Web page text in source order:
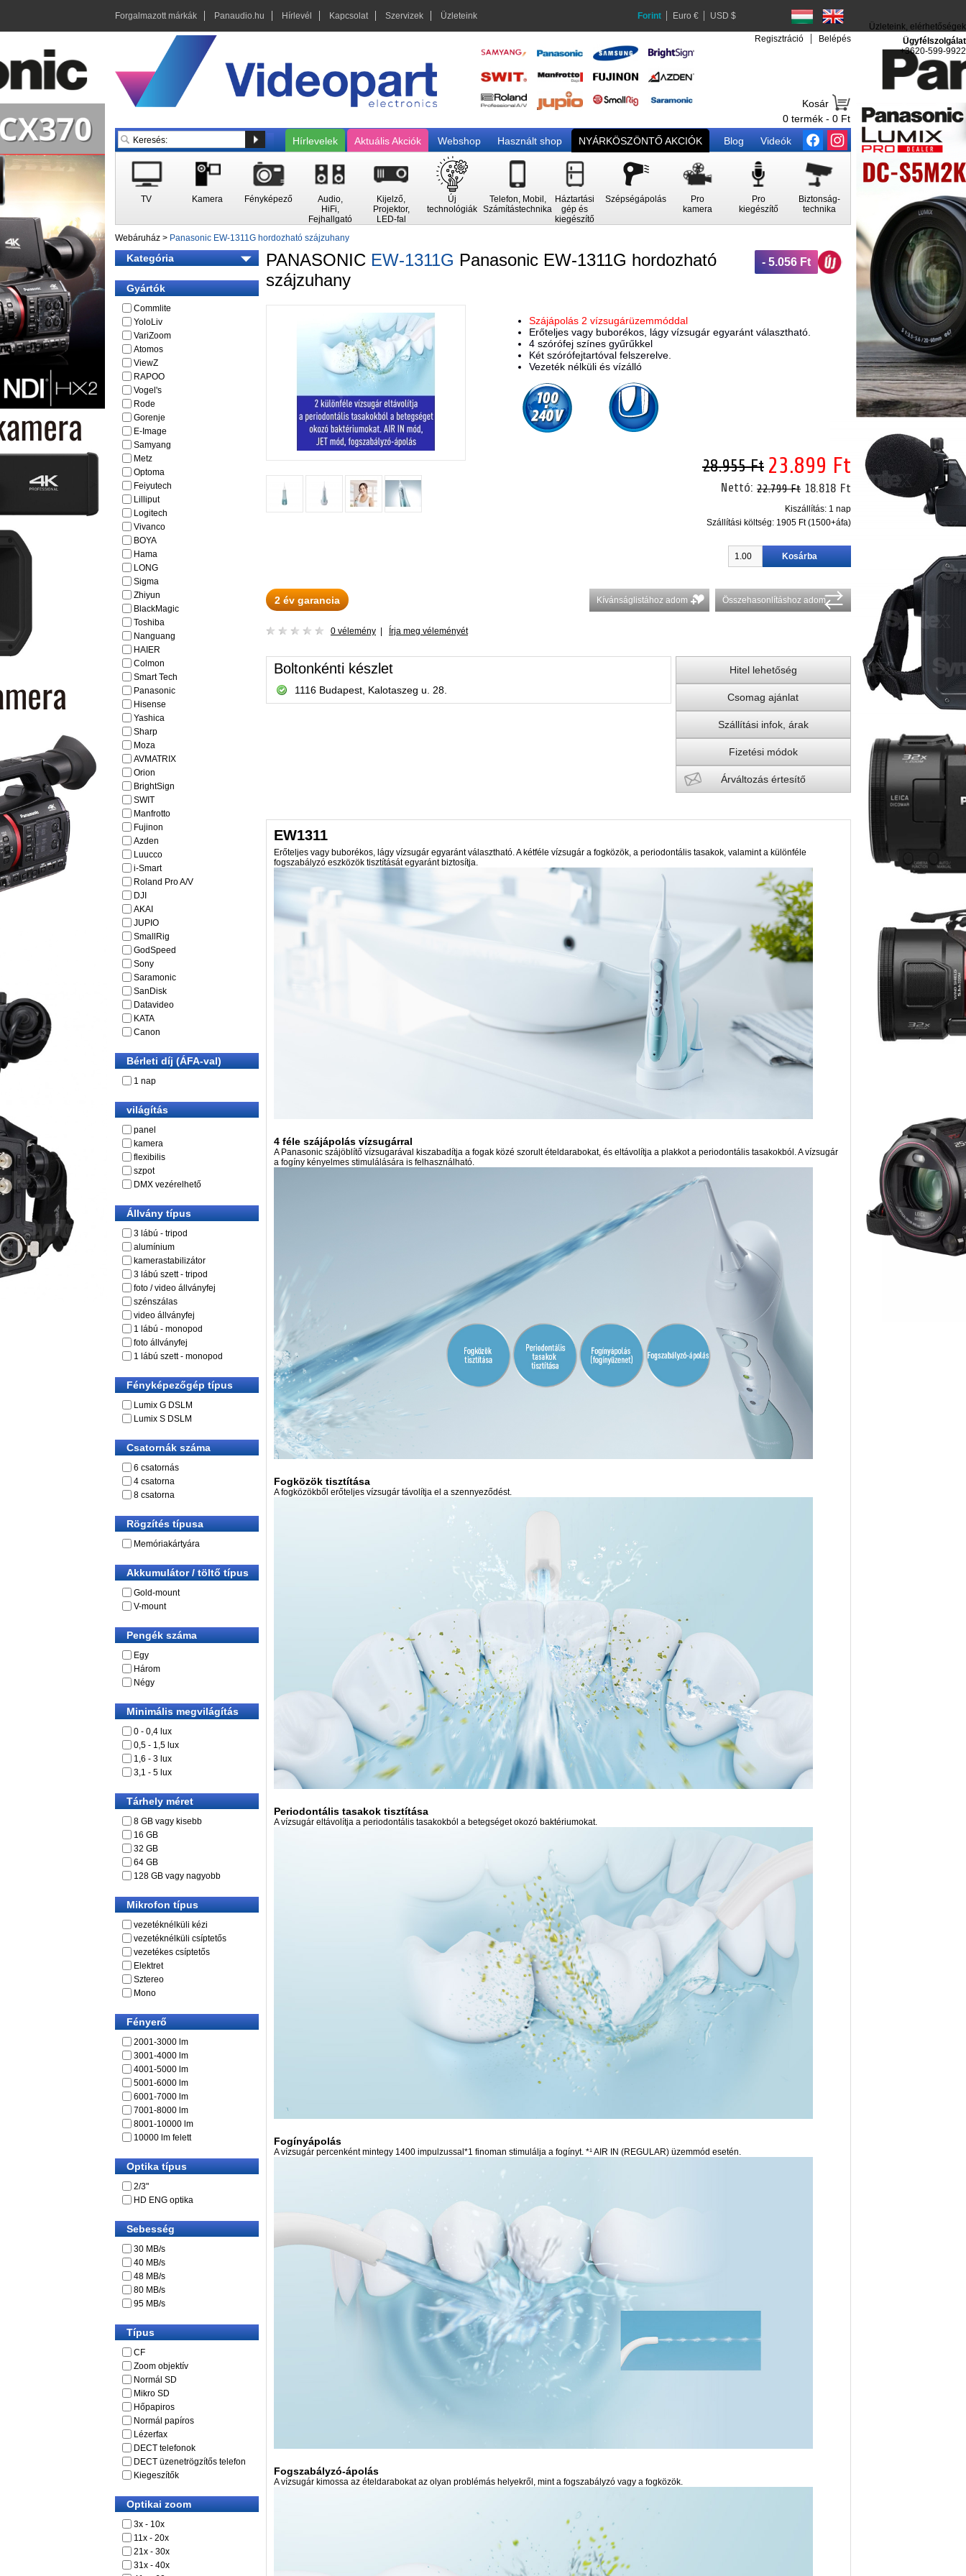
Forgalmazott márkák Panaudio.hu Hírlevél Kapcsolat Szervizek Üzleteink Forint Euro € USD $
Regisztráció Belépés
Kosár
0 termék - 0 Ft
Hírlevelek
Aktuális Akciók Webshop Használt shop NYÁRKÖSZÖNTŐ AKCIÓK Blog Videók
TV Kamera Fényképező
Audio,
HiFi,
Fejhallgató
Kijelző,
Projektor,
LED-fal
Új
technológiák
Telefon, Mobil,
Számítástechnika
Háztartási
gép és
kiegészítő
Szépségápolás
Pro
kamera
Pro
kiegészítő
Biztonság-
technika
Üzleteink, elérhetőségek
Ügyfélszolgálat
+3620-599-9922
Webáruház > Panasonic EW-1311G hordozható szájzuhany
Kategória
Gyártók
Commlite
YoloLiv
VariZoom
Atomos
ViewZ
RAPOO
Vogel's
Rode
Gorenje
E-Image
Samyang
Metz
Optoma
Feiyutech
Lilliput
Logitech
Vivanco
BOYA
Hama
LONG
Sigma
Zhiyun
BlackMagic
Toshiba
Nanguang
HAIER
Colmon
Smart Tech
Panasonic
Hisense
Yashica
Sharp
Moza
AVMATRIX
Orion
BrightSign
SWIT
Manfrotto
Fujinon
Azden
Luucco
i-Smart
Roland Pro A/V
DJI
AKAI
JUPIO
SmallRig
GodSpeed
Sony
Saramonic
SanDisk
Datavideo
KATA
Canon
Bérleti díj (ÁFA-val)
1 nap
világítás
panel
kamera
flexibilis
szpot
DMX vezérelhető
Állvány típus
3 lábú - tripod
alumínium
kamerastabilizátor
3 lábú szett - tripod
foto / video állványfej
szénszálas
video állványfej
1 lábú - monopod
foto állványfej
1 lábú szett - monopod
Fényképezőgép típus
Lumix G DSLM
Lumix S DSLM
Csatornák száma
6 csatornás
4 csatorna
8 csatorna
Rögzítés típusa
Memóriakártyára
Akkumulátor / töltő típus
Gold-mount
V-mount
Pengék száma
Egy
Három
Négy
Minimális megvilágítás
0 - 0,4 lux
0,5 - 1,5 lux
1,6 - 3 lux
3,1 - 5 lux
Tárhely méret
8 GB vagy kisebb
16 GB
32 GB
64 GB
128 GB vagy nagyobb
Mikrofon típus
vezetéknélküli kézi
vezetéknélküli csíptetős
vezetékes csíptetős
Elektret
Sztereo
Mono
Fényerő
2001-3000 lm
3001-4000 lm
4001-5000 lm
5001-6000 lm
6001-7000 lm
7001-8000 lm
8001-10000 lm
10000 lm felett
Optika típus
2/3"
HD ENG optika
Sebesség
30 MB/s
40 MB/s
48 MB/s
80 MB/s
95 MB/s
Típus
CF
Zoom objektív
Normál SD
Mikro SD
Hőpapiros
Normál papíros
Lézerfax
DECT telefonok
DECT üzenetrögzítős telefon
Kiegeszítők
Optikai zoom
3x - 10x
11x - 20x
21x - 30x
31x - 40x
PANASONIC EW-1311G Panasonic EW-1311G hordozható
szájzuhany
- 5.056 Ft
Szájápolás 2 vízsugárüzemmóddal
Erőteljes vagy buborékos, lágy vízsugár egyaránt választható.
4 szórófej színes gyűrűkkel
Két szórófejtartóval felszerelve.
Vezeték nélküli és vízálló
28.955 Ft 23.899 Ft
Nettó: 22.799 Ft 18.818 Ft
Kiszállítás: 1 nap
Szállítási költség:1905 Ft (1500+áfa)
2 év garancia Kívánságlistához adom Összehasonlításhoz adom
0 vélemény | Írja meg véleményét
Boltonkénti készlet
1116 Budapest, Kalotaszeg u. 28.
Hitel lehetőség
Csomag ajánlat
Szállítási infok, árak
Fizetési módok
Árváltozás értesítő
EW1311
Erőteljes vagy buborékos, lágy vízsugár egyaránt választható. A kétféle vízsugár a fogközök, a periodontális tasakok, valamint a különféle
fogszabályzó eszközök tisztítását egyaránt biztosítja.
4 féle szájápolás vízsugárral
A Panasonic szájöblítő vízsugarával kiszabadítja a fogak közé szorult ételdarabokat, és eltávolítja a plakkot a periodontális tasakokból. A vízsugár
a fogíny kényelmes stimulálására is felhasználható.
Fogközök tisztítása
A fogközökből erőteljes vízsugár távolítja el a szennyeződést.
Periodontális tasakok tisztítása
A vízsugár eltávolítja a periodontális tasakokból a betegséget okozó baktériumokat.
Fogínyápolás
A vízsugár percenként mintegy 1400 impulzussal*1 finoman stimulálja a fogínyt. *¹ AIR IN (REGULAR) üzemmód esetén.
Fogszabályzó-ápolás
A vízsugár kimossa az ételdarabokat az olyan problémás helyekről, mint a fogszabályzó vagy a fogközök.